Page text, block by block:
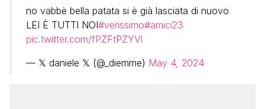
no vabbè bella patata si è già lasciata di nuovo
LEI È TUTTI NOI#verissimo#amici23
pic.twitter.com/fPZFtPZYVl
— 𝕏 daniele 𝕏 (@_diemme) May 4, 2024